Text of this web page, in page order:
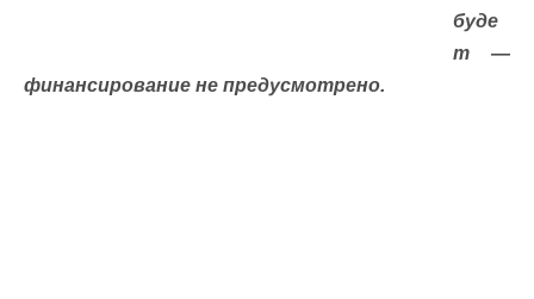
буде
т —
финансирование не предусмотрено.